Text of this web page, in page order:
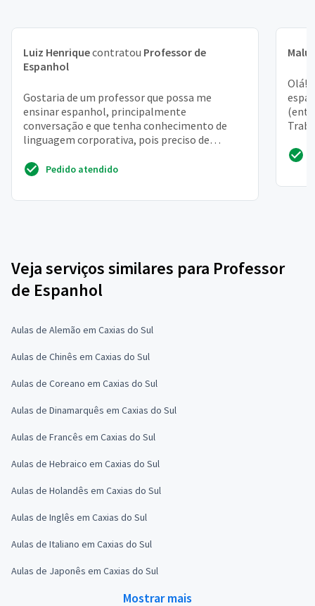
Luiz Henriquecontratou Professor de
Espanhol
Gostaria de um professor que possa me
ensinar espanhol, principalmente
conversação e que tenha conhecimento de
linguagem corporativa, pois preciso de
Pedido atendido
Malu
Olá!
Veja serviços similares para Professor
de Espanhol
Aulas de Alemão em Caxias do Sul
Aulas de Chinês em Caxias do Sul
Aulas de Coreano em Caxias do Sul
Aulas de Dinamarquês em Caxias do Sul
Aulas de Francês em Caxias do Sul
Aulas de Hebraico em Caxias do Sul
Aulas de Holandês em Caxias do Sul
Aulas de Inglês em Caxias do Sul
Aulas de Italiano em Caxias do Sul
Aulas de Japonês em Caxias do Sul
Mostrar mais